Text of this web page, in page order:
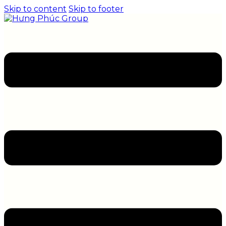
Skip to content Skip to footer